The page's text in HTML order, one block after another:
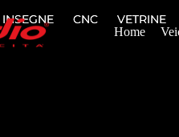
INSEGNE CNC VETRINE
INSEGNE CNC VETRINE
Home